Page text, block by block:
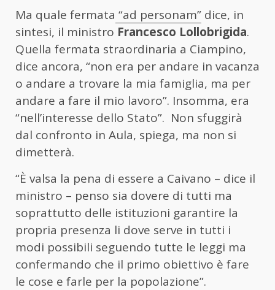
Ma quale fermata “ad personam” dice, in
sintesi, il ministro Francesco Lollobrigida.
Quella fermata straordinaria a Ciampino,
dice ancora, “non era per andare in vacanza
o andare a trovare la mia famiglia, ma per
andare a fare il mio lavoro”. Insomma, era
“nell’interesse dello Stato”. Non sfuggirà
dal confronto in Aula, spiega, ma non si
dimetterà.
“È valsa la pena di essere a Caivano – dice il
ministro – penso sia dovere di tutti ma
soprattutto delle istituzioni garantire la
propria presenza li dove serve in tutti i
modi possibili seguendo tutte le leggi ma
confermando che il primo obiettivo è fare
le cose e farle per la popolazione”.